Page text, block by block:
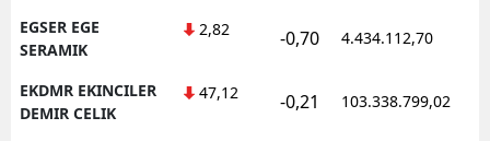
EGSER EGE
SERAMIK
2,82 -0,70 4.434.112,70
EKDMR EKINCILER
DEMIR CELIK
47,12 -0,21 103.338.799,02